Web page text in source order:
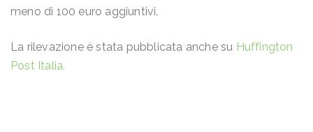
meno di 100 euro aggiuntivi.
La rilevazione è stata pubblicata anche su Huffington
Post Italia.